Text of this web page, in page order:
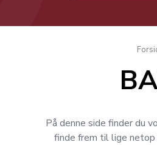
På denne side finder du
finde frem til lige netop